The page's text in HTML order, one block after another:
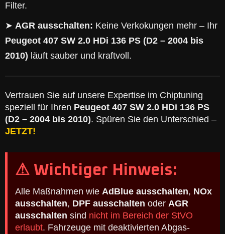
Filter.
➤ AGR ausschalten: Keine Verkokungen mehr – Ihr
Peugeot 407 SW 2.0 HDi 136 PS (D2 – 2004 bis
2010) läuft sauber und kraftvoll.
Vertrauen Sie auf unsere Expertise im Chiptuning
speziell für Ihren Peugeot 407 SW 2.0 HDi 136 PS
(D2 – 2004 bis 2010). Spüren Sie den Unterschied –
JETZT!
⚠ Wichtiger Hinweis:
Alle Maßnahmen wie AdBlue ausschalten, NOx
ausschalten, DPF ausschalten oder AGR
ausschalten sind nicht im Bereich der StVO
erlaubt. Fahrzeuge mit deaktivierten Abgas-